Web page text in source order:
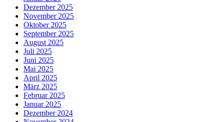
Dezember 2025
November 2025
Oktober 2025
September 2025
August 2025
Juli 2025
Juni 2025
Mai 2025
April 2025
März 2025
Februar 2025
Januar 2025
Dezember 2024